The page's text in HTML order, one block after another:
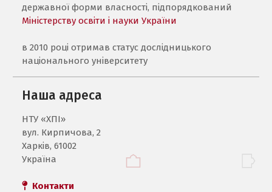
державної форми власності, підпорядкований
Міністерству освіти і науки України
в 2010 році отримав статус дослідницького
національного університету
Наша адреса
НТУ «ХПI»
вул. Кирпичова, 2
Харків, 61002
Україна
Контакти